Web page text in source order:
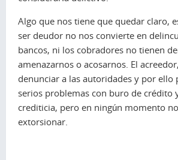
Algo que nos tiene que quedar claro,
ser deudor no nos convierte en
bancos, ni los cobradores no tienen
amenazarnos o acosarnos. El
denunciar a las autoridades y por ello
serios problemas con buro de crédito
crediticia, pero en ningún momento
extorsionar.